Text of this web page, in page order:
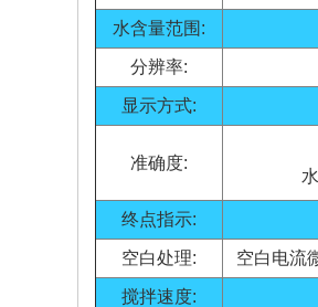
水含量范围:
分辨率:
显示方式:
准确度:
终点指示:
空白处理: 空白电流
搅拌速度: